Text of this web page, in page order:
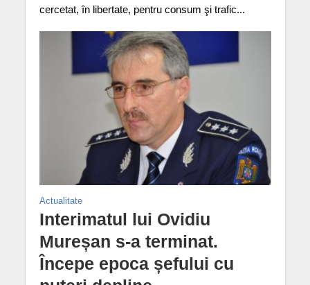
cercetat, în libertate, pentru consum şi trafic...
Actualitate
Interimatul lui Ovidiu
Mureșan s-a terminat.
Începe epoca șefului cu